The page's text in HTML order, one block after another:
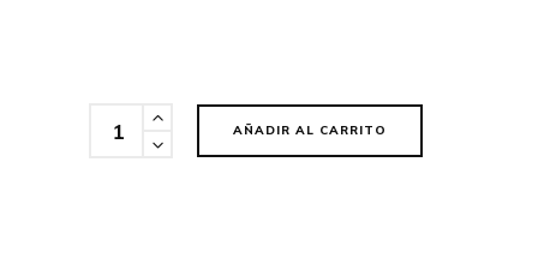
Cantidad
AÑADIR AL CARRITO